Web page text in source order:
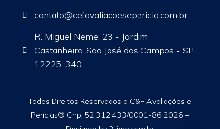
 contato@cefavaliacoesepericia.com.br

R. Miguel Neme, 23 - Jardim
Castanheira, São José dos Campos - SP,
12225-340
Todos Direitos Reservados a C&F Avaliações e
Perícias® Cnpj 52.312.433/0001-86 2026 –